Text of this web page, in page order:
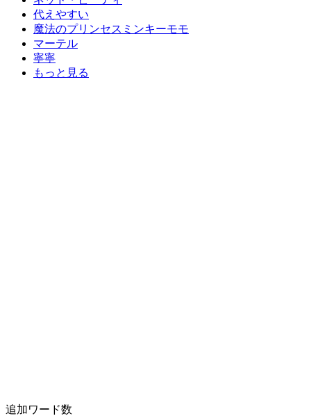
代えやすい
魔法のプリンセスミンキーモモ
マーテル
寧寧
もっと見る
追加ワード数